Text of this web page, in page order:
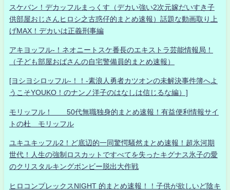
スケバン！デカッフルまっくす（デカい強い2次元嫁だいすき子
供部屋おじさんヒロシ之古惑仔的まとめ速報）話題な動画取り上
げMAX！デカいは正義刑事編
アキヨッフル-！ネオニートスケ番長のエキストラ芸能情報局！
（子ども部屋おばさんの自宅警備員的まとめ速報）
[ヨシヨシロッフル-！！-素浪人勇者カツオンの未解決事件簿へよ
うこそYOUKO！のナンノ洋子のはなしは信じるな編）]
モリッフル！ 50代無職独身的まとめ速報！有益便利情報サイ
トの杜 モリッフル
ユキユキッフル2！ど底辺的一同驚愕騒然まとめ速報！超氷河期
世代！人生の強制ロスカットですべてを失ったキグナス氷子の愛
のクリスタルキングボンビー脱出大作戦
ヒロコンプレックスNIGHT 的まとめ速報！！子供が欲しいど陰キ